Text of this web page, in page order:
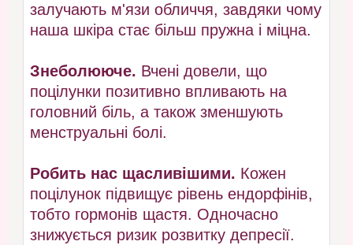
залучають м'язи обличчя, завдяки чому
наша шкіра стає більш пружна і міцна.
Знеболююче. Вчені довели, що
поцілунки позитивно впливають на
головний біль, а також зменшують
менструальні болі.
Робить нас щасливішими. Кожен
поцілунок підвищує рівень ендорфінів,
тобто гормонів щастя. Одночасно
знижується ризик розвитку депресії.